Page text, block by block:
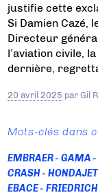
Mots-clés dans
EMBRAER GAMA
CRASH
HONDAJET
EBACE
justifie cette
Si Damien Cazé,
Directeur
l’aviation civile,
dernière,
20 avril 2025 parGil